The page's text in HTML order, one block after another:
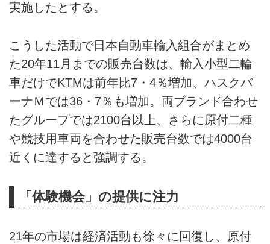
実施したとする。
こうした活動で日本自動車輸入組合がまとめ
た20年11月までの販売台数は、輸入小型二輪
車だけでKTMは前年比7・4％増加、ハスクバ
ーナＭでは36・7％も増加。両ブランド合わせ
たグループでは2100台以上、さらに原付二種
や競技用車両を合わせた販売台数では4000台
近くに達すると強調する。
「体験機会」の提供に注力
21年の市場は経済活動も徐々に回復し、原付